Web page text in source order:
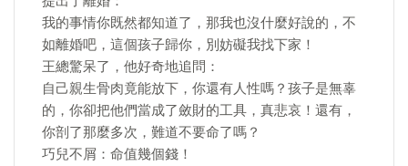
我的事情你既然都知道了，那我也沒什麼好說的，不
如離婚吧，這個孩子歸你，別妨礙我找下家！
王總驚呆了，他好奇地追問：
自己親生骨肉竟能放下，你還有人性嗎？孩子是無辜
的，你卻把他們當成了斂財的工具，真悲哀！還有，
你剖了那麼多次，難道不要命了嗎？
巧兒不屑：命值幾個錢！